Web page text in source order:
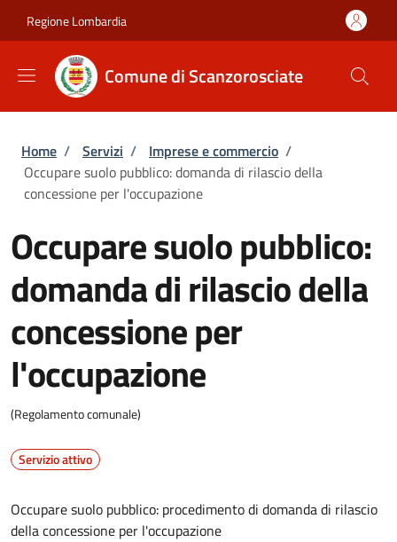
Regione Lombardia
Comune di Scanzorosciate
Briciole di pane
Home / Servizi / Imprese e commercio /
Occupare suolo pubblico: domanda di rilascio della
concessione per l'occupazione
Occupare suolo pubblico:
domanda di rilascio della
concessione per
l'occupazione
(Regolamento comunale)
Servizio attivo
Occupare suolo pubblico: procedimento di domanda di rilascio
della concessione per l'occupazione